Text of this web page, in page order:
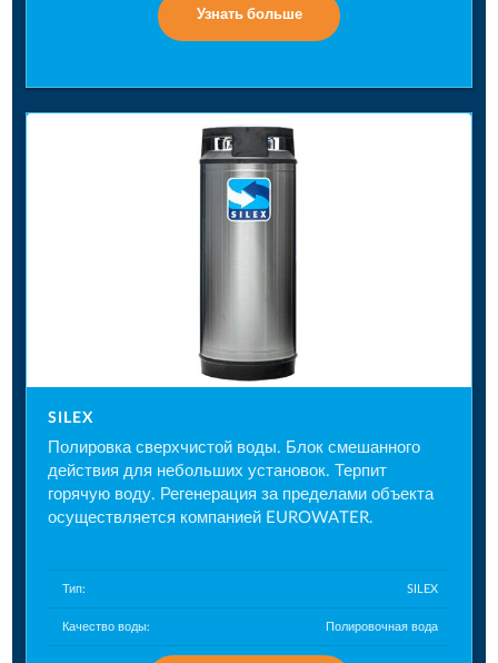
Узнать больше
SILEX
Полировка сверхчистой воды. Блок смешанного
действия для небольших установок. Терпит
горячую воду. Регенерация за пределами объекта
осуществляется компанией EUROWATER.
Тип: SILEX
Качество воды: Полировочная вода